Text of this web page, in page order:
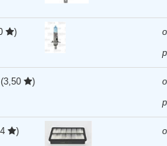
)
(3,50 )
)